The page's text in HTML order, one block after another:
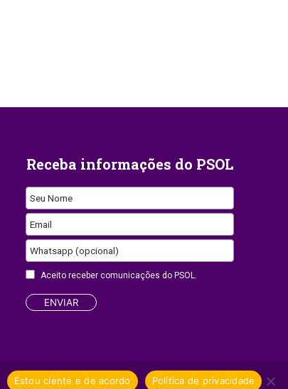
Receba informações do PSOL
Seu Nome
Email
Whatsapp (opcional)
Aceito receber comunicações do PSOL.
ENVIAR
Site desenvolvido porAppmobi
Estou ciente e de acordo Política de privacidade